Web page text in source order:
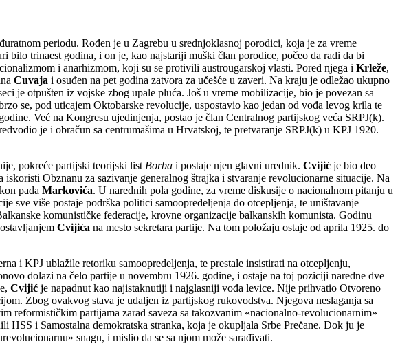
periodu. Rođen je u Zagrebu u srednjoklasnoj porodici, koja je za vreme
bilo trinaest godina, i on je, kao najstariji muški član porodice, počeo da radi da bi
i anarhizmom, koji su se protivili austrougarskoj vlasti. Pored njega i Krleže,
Cuvaja i osuđen na pet godina zatvora za učešće u zaveri. Na kraju je odležao ukupno
je otpušten iz vojske zbog upale pluća. Još u vreme mobilizacije, bio je povezan sa
se, pod uticajem Oktobarske revolucije, uspostavio kao jedan od vođa levog krila te
Već na Kongresu ujedinjenja, postao je član Centralnog partijskog veća SRPJ(k).
je i obračun sa centrumašima u Hrvatskoj, te pretvaranje SRPJ(k) u KPJ 1920.
pokreće partijski teorijski list Borba i postaje njen glavni urednik. Cvijić je bio deo
iskoristi Obznanu za sazivanje generalnog štrajka i stvaranje revolucionarne situacije. Na
pada Markovića. U narednih pola godine, za vreme diskusije o nacionalnom pitanju u
sve više postaje podrška politici samoopredeljenja do otcepljenja, te uništavanje
komunističke federacije, krovne organizacije balkanskih komunista. Godinu
Cvijića na mesto sekretara partije. Na tom položaju ostaje od aprila 1925. do
i KPJ ublažile retoriku samoopredeljenja, te prestale insistirati na otcepljenju,
dolazi na čelo partije u novembru 1926. godine, i ostaje na toj poziciji naredne dve
Cvijić je napadnut kao najistaknutiji i najglasniji vođa levice. Nije prihvatio Otvoreno
Zbog ovakvog stava je udaljen iz partijskog rukovodstva. Njegova neslaganja sa
reformističkim partijama zarad saveza sa takozvanim «nacionalno-revolucionarnim»
i Samostalna demokratska stranka, koja je okupljala Srbe Prečane. Dok ju je
snagu, i mislio da se sa njom može sarađivati.